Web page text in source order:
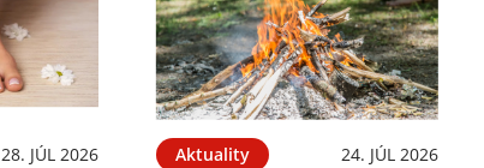
28. JÚL 2026 Aktuality 24. JÚL 2026